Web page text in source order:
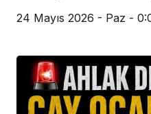
24 Mayıs 2026 - Paz -